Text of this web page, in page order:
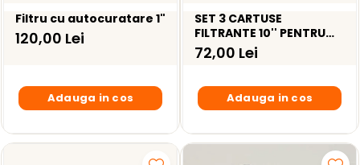
Filtru cu autocuratare 1"
120,00 Lei
Adauga in cos
SET 3 CARTUSE
FILTRANTE 10'' PENTRU
FILTRUL PUR3 / OSMOZA
INVERSA
72,00 Lei
Adauga in cos